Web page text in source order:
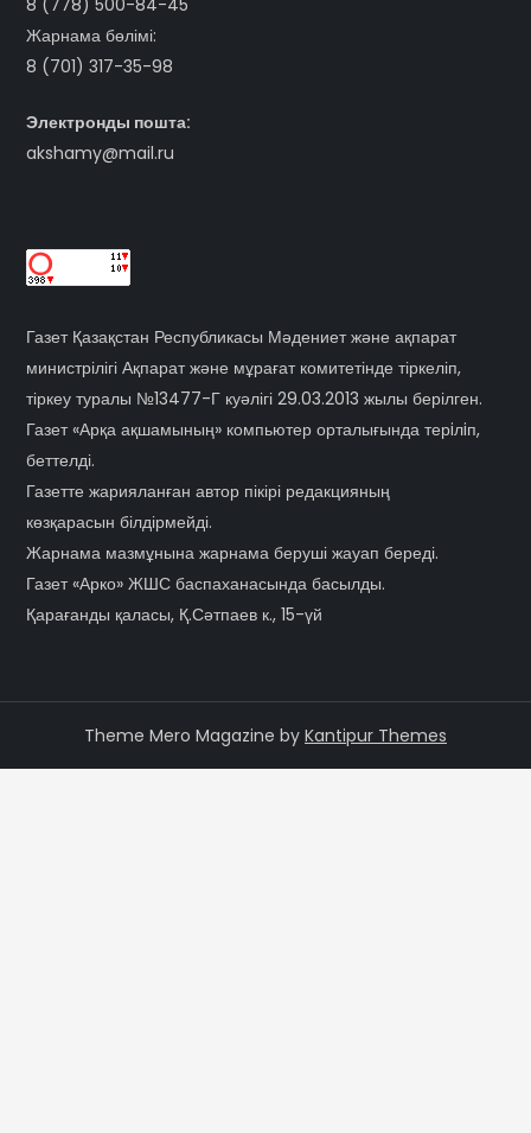
8 (778) 500-84-45
Жарнама бөлімі:
8 (701) 317-35-98
Электронды пошта:
akshamy@mail.ru
Газет Қазақстан Республикасы Мәдениет және ақпарат
министрілігі Ақпарат және мұрағат комитетінде тіркеліп,
тіркеу туралы №13477-Г куәлігі 29.03.2013 жылы берілген.
Газет «Арқа ақшамының» компьютер орталығында терiлiп,
беттелді.
Газетте жарияланған автор пікірі редакцияның
көзқарасын білдірмейді.
Жарнама мазмұнына жарнама беруші жауап береді.
Газет «Арко» ЖШС баспаханасында басылды.
Қарағанды қаласы, Қ.Сәтпаев к., 15-үй
Theme Mero Magazine by Kantipur Themes